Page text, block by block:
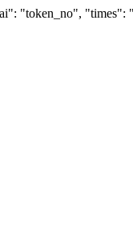
"token_no", "times":